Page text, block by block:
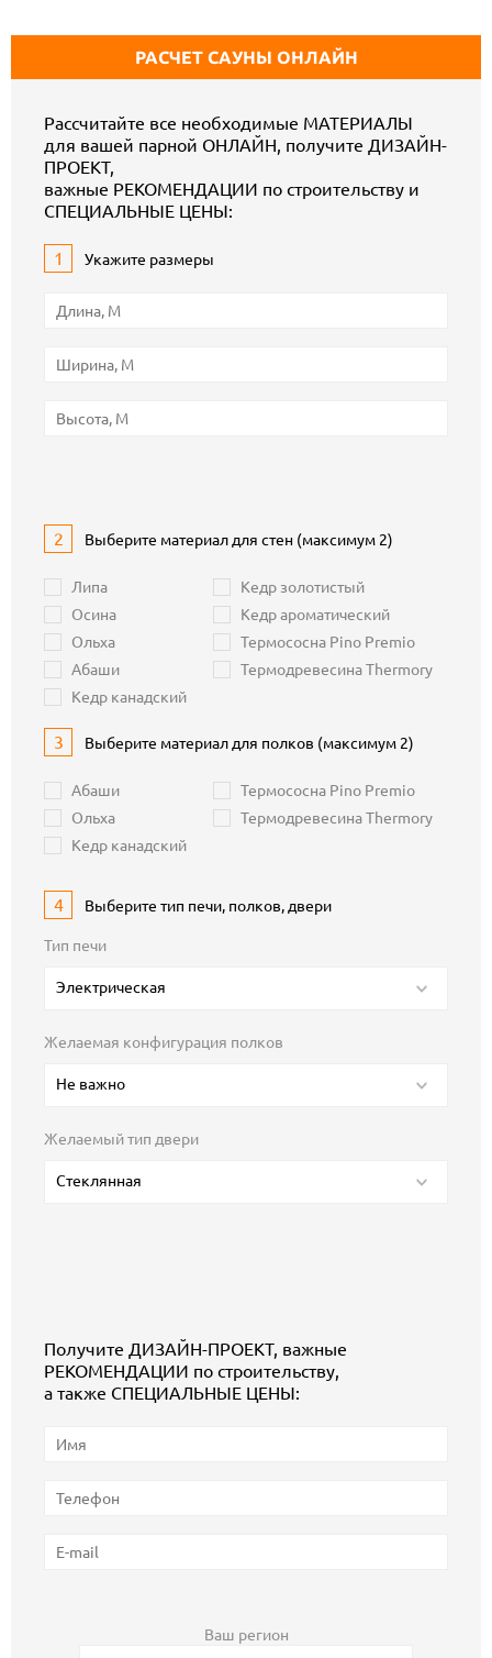
РАСЧЕТ САУНЫ ОНЛАЙН
Рассчитайте все необходимые МАТЕРИАЛЫ
для вашей парной ОНЛАЙН, получите ДИЗАЙН-
ПРОЕКТ,
важные РЕКОМЕНДАЦИИ по строительству и
СПЕЦИАЛЬНЫЕ ЦЕНЫ:
1 Укажите размеры
2 Выберите материал для стен (максимум 2)
Липа
Осина
Ольха
Абаши
Кедр канадский
Кедр золотистый
Кедр ароматический
Термососна Pino Premio
Термодревесина Thermory
3 Выберите материал для полков (максимум 2)
Абаши
Ольха
Кедр канадский
Термососна Pino Premio
Термодревесина Thermory
4 Выберите тип печи, полков, двери
Тип печи
Электрическая
Желаемая конфигурация полков
Не важно
Желаемый тип двери
Стеклянная
Получите ДИЗАЙН-ПРОЕКТ, важные
РЕКОМЕНДАЦИИ по строительству,
а также СПЕЦИАЛЬНЫЕ ЦЕНЫ:
Ваш регион